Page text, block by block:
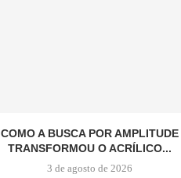
COMO A BUSCA POR AMPLITUDE
TRANSFORMOU O ACRÍLICO...
3 de agosto de 2026